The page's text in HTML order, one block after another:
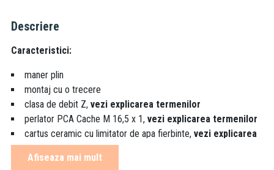
Descriere
Caracteristici:
maner plin
montaj cu o trecere
clasa de debit Z, vezi explicarea termenilor
perlator PCA Cache M 16,5 x 1, vezi explicarea termenilor
cartus ceramic cu limitator de apa fierbinte, vezi explicarea
termenilor
gura de umplere mobila (360°)
Afiseaza mai mult